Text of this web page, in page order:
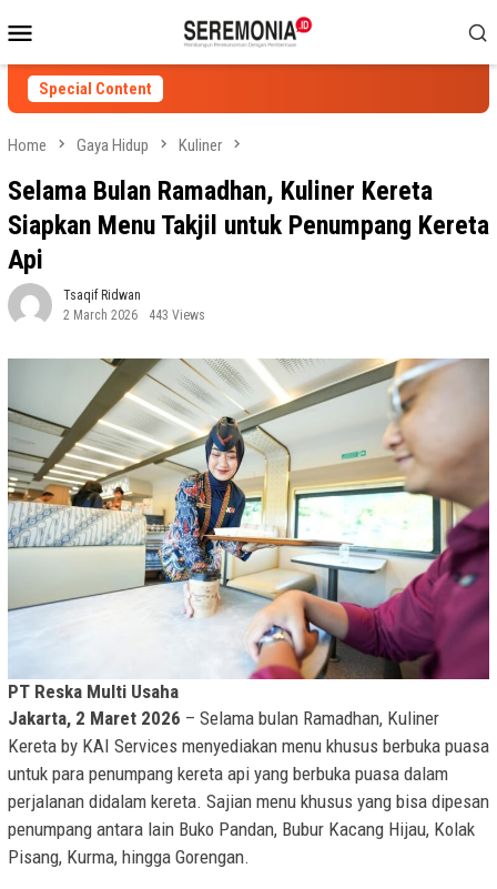
to
contentMenu
Special Content
Home Gaya Hidup Kuliner
Selama Bulan Ramadhan, Kuliner Kereta
Siapkan Menu Takjil untuk Penumpang Kereta
Api
Tsaqif Ridwan
2 March 2026
443 Views
PT Reska Multi Usaha
Jakarta, 2 Maret 2026 – Selama bulan Ramadhan, Kuliner
Kereta by KAI Services menyediakan menu khusus berbuka puasa
untuk para penumpang kereta api yang berbuka puasa dalam
perjalanan didalam kereta. Sajian menu khusus yang bisa dipesan
penumpang antara lain Buko Pandan, Bubur Kacang Hijau, Kolak
Pisang, Kurma, hingga Gorengan.